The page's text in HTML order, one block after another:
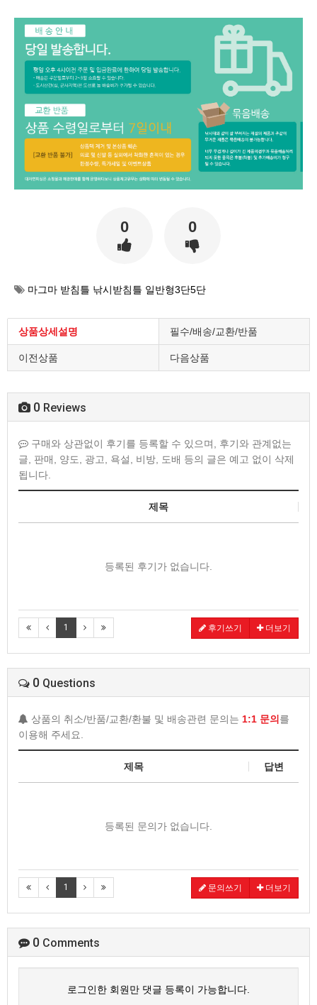
0 0
마그마 받침틀 낚시받침틀 일반형3단5단
상품상세설명 필수/배송/교환/반품
이전상품 다음상품
0 Reviews
구매와 상관없이 후기를 등록할 수 있으며, 후기와 관계없는
글, 판매, 양도, 광고, 욕설, 비방, 도배 등의 글은 예고 없이 삭제
됩니다.
제목
등록된 후기가 없습니다.
1 후기쓰기 더보기
0 Questions
상품의 취소/반품/교환/환불 및 배송관련 문의는 1:1 문의 를
이용해 주세요.
제목 답변
등록된 문의가 없습니다.
1 문의쓰기 더보기
0 Comments
로그인한 회원만 댓글 등록이 가능합니다.